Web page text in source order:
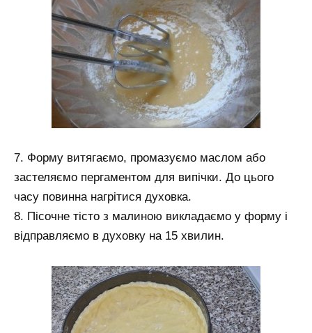
7. Форму витягаємо, промазуємо маслом або
застеляємо пергаментом для випічки. До цього
часу повинна нагрітися духовка.
8. Пісочне тісто з малиною викладаємо у форму і
відправляємо в духовку на 15 хвилин.